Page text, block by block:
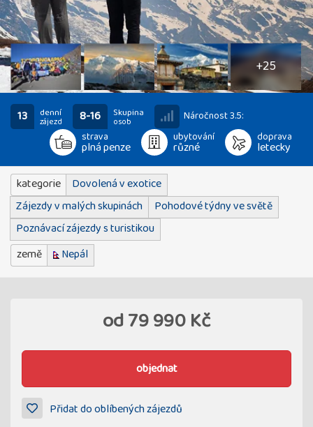
30
fotografií
+25
13 denní
zájezd 8-16 Skupina
osob
Náročnost 3.5:
strava
plná penze
ubytování
různé
doprava
letecky
kategorie
Dovolená v exotice
Zájezdy v malých skupinách
Pohodové týdny ve světě
Poznávací zájezdy s turistikou
země
Nepál
od79 990 Kč
objednat
Přidat do oblíbených zájezdů